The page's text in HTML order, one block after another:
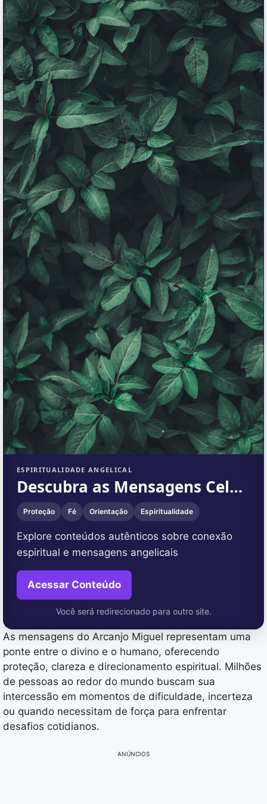
ESPIRITUALIDADE ANGELICAL
Descubra as Mensagens Celestiais
Proteção Fé Orientação Espiritualidade
Explore conteúdos autênticos sobre conexão
espiritual e mensagens angelicais
Acessar Conteúdo
Você será redirecionado para outro site.
As mensagens do Arcanjo Miguel representam uma
ponte entre o divino e o humano, oferecendo
proteção, clareza e direcionamento espiritual. Milhões
de pessoas ao redor do mundo buscam sua
intercessão em momentos de dificuldade, incerteza
ou quando necessitam de força para enfrentar
desafios cotidianos.
ANÚNCIOS